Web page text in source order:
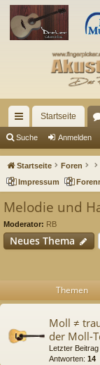
ch
ne
llz
ug
riff
Startseite
Suche Anmelden
Startseite Foren
Impressum
Melodie und
Moderator: RB
Neues Thema
Themen
Moll ≠
der Moll-
Letzter
Antworten: 14